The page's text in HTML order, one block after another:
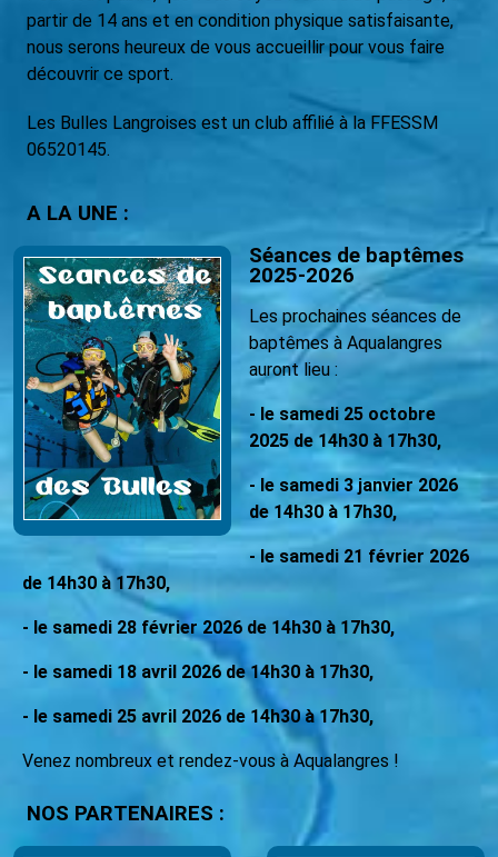
partir de 14 ans et en condition physique satisfaisante,
nous serons heureux de vous accueillir pour vous faire
découvrir ce sport.
Les Bulles Langroises est un club affilié à la FFESSM
06520145.
A LA UNE :
Séances de baptêmes
2025-2026
Les prochaines séances de
baptêmes à Aqualangres
auront lieu :
- le samedi 25 octobre
2025 de 14h30 à 17h30,
- le samedi 3 janvier 2026
de 14h30 à 17h30,
- le samedi 21 février 2026
de 14h30 à 17h30,
- le samedi 28 février 2026 de 14h30 à 17h30,
- le samedi 18 avril 2026 de 14h30 à 17h30,
- le samedi 25 avril 2026 de 14h30 à 17h30,
Venez nombreux et rendez-vous à Aqualangres !
NOS PARTENAIRES :